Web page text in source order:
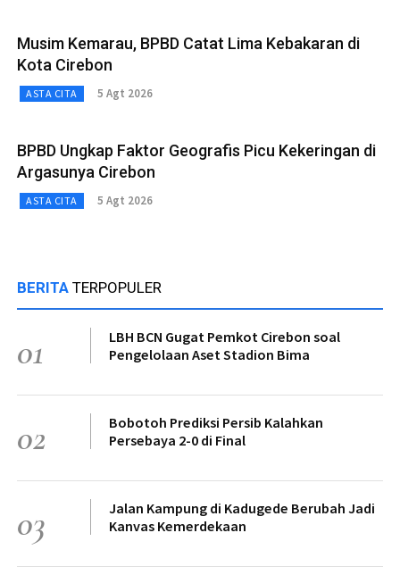
Musim Kemarau, BPBD Catat Lima Kebakaran di
Kota Cirebon
ASTA CITA 5 Agt 2026
BPBD Ungkap Faktor Geografis Picu Kekeringan di
Argasunya Cirebon
ASTA CITA 5 Agt 2026
BERITA TERPOPULER
01
LBH BCN Gugat Pemkot Cirebon soal
Pengelolaan Aset Stadion Bima
02
Bobotoh Prediksi Persib Kalahkan
Persebaya 2-0 di Final
03
Jalan Kampung di Kadugede Berubah Jadi
Kanvas Kemerdekaan